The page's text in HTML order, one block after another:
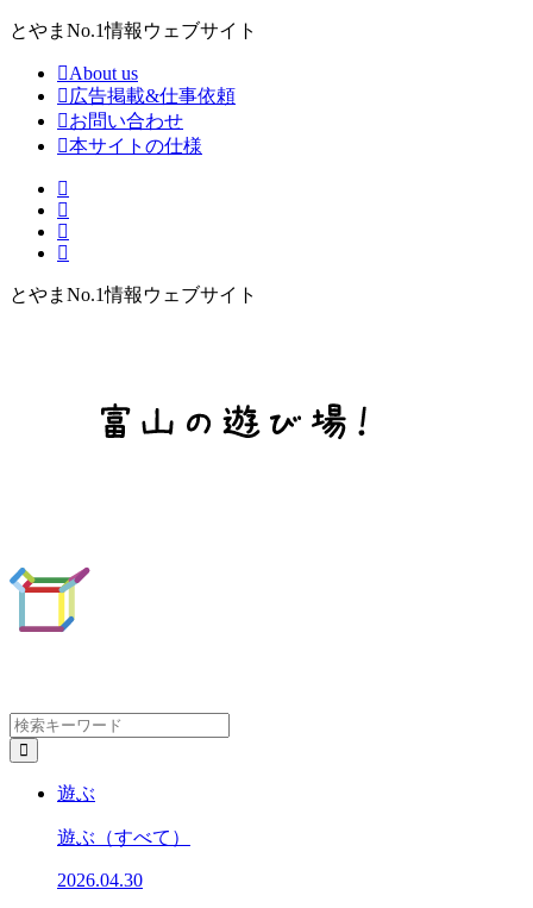
とやまNo.1情報ウェブサイト
About us
広告掲載&仕事依頼
お問い合わせ
本サイトの仕様
とやまNo.1情報ウェブサイト
遊ぶ
遊ぶ （すべて）
2026.04.30